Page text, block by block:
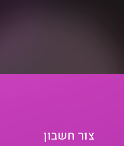
צור חשבון